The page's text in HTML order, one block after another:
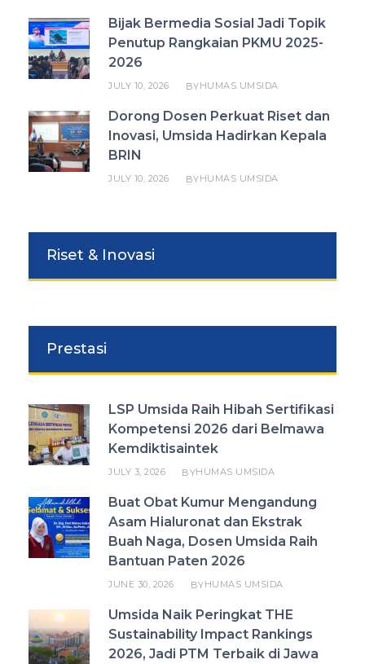
Bijak Bermedia Sosial Jadi Topik
Penutup Rangkaian PKMU 2025-
2026
JULY 10, 2026 BYHUMAS UMSIDA
Dorong Dosen Perkuat Riset dan
Inovasi, Umsida Hadirkan Kepala
BRIN
JULY 10, 2026 BYHUMAS UMSIDA
Riset & Inovasi
Prestasi
LSP Umsida Raih Hibah Sertifikasi
Kompetensi 2026 dari Belmawa
Kemdiktisaintek
JULY 3, 2026 BYHUMAS UMSIDA
Buat Obat Kumur Mengandung
Asam Hialuronat dan Ekstrak
Buah Naga, Dosen Umsida Raih
Bantuan Paten 2026
JUNE 30, 2026 BYHUMAS UMSIDA
Umsida Naik Peringkat THE
Sustainability Impact Rankings
2026, Jadi PTM Terbaik di Jawa